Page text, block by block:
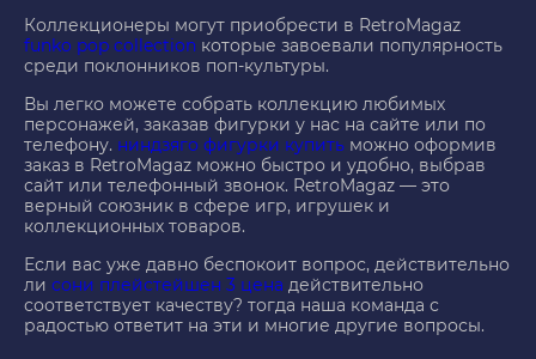
Коллекционеры могут приобрести в RetroMagaz
funko pop collection которые завоевали популярность
среди поклонников поп-культуры.
Вы легко можете собрать коллекцию любимых
персонажей, заказав фигурки у нас на сайте или по
телефону. ниндзяго фигурки купить можно оформив
заказ в RetroMagaz можно быстро и удобно, выбрав
сайт или телефонный звонок. RetroMagaz — это
верный союзник в сфере игр, игрушек и
коллекционных товаров.
Если вас уже давно беспокоит вопрос, действительно
ли сони плейстейшен 3 цена действительно
соответствует качеству? тогда наша команда с
радостью ответит на эти и многие другие вопросы.